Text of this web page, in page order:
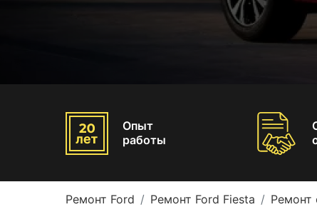
Опыт
работы
Ремонт Ford Ремонт Ford Fiesta Ремонт